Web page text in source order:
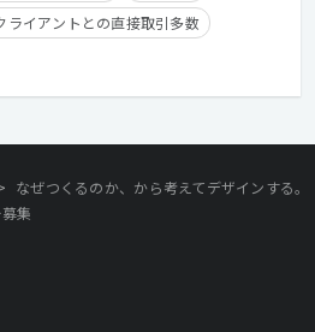
ライアントとの直接取引多数
なぜつくるのか、から考えてデザインする。
集